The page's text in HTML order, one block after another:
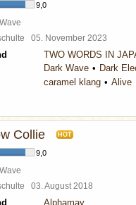
9,0
05. November 2023
TWO WORDS IN
Dark Wave Dark
caramel klang Alive
Collie HOT
9,0
03. August 2018
Alphamay